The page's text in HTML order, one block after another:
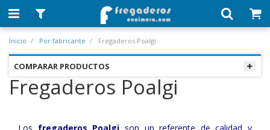
Inicio Por fabricante Fregaderos Poalgi
COMPARAR PRODUCTOS
Fregaderos Poalgi